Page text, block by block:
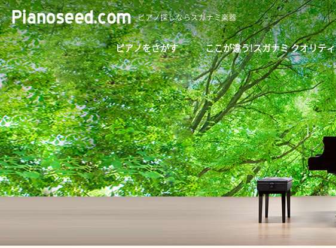
ピアノ探しならスガナミ楽器
ピアノをさがす ここが違う!スガナミ クオリティ